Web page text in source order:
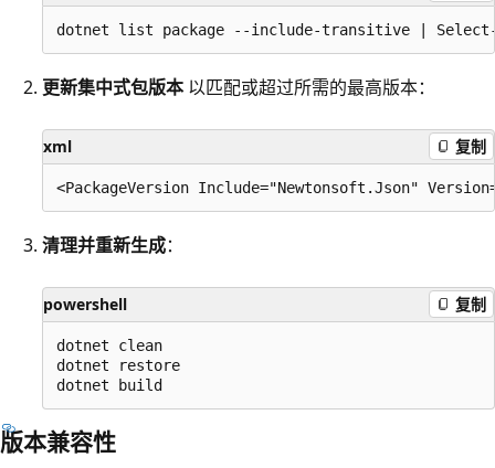
更新集中式包版本以匹配或超过所需的最高版本：
xml 复制
清理并重新生成：
powershell 复制
dotnet clean
dotnet restore
版本兼容性